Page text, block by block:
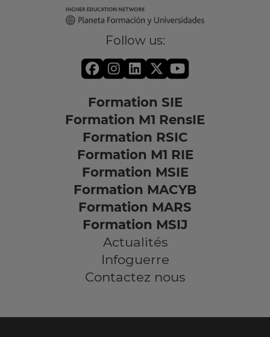
Follow us:
Formation SIE
Formation M1 RensIE
Formation RSIC
Formation M1 RIE
Formation MSIE
Formation MACYB
Formation MARS
Formation MSIJ
Actualités
Infoguerre
Contactez nous